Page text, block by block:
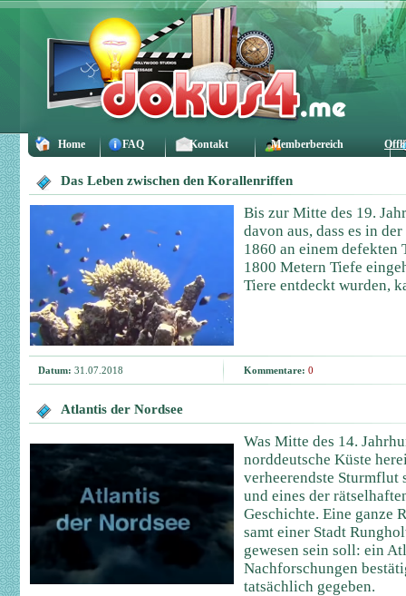
Home FAQ Kontakt Memberbereich
Das Leben zwischen den Korallenriffen
Bis zur Mitte des 19.
davon aus, dass es in
1860 an einem defekten
1800 Metern Tiefe
Tiere entdeckt wurden,
Datum: 31.07.2018 Kommentare: 0
Atlantis der Nordsee
Was Mitte des 14.
norddeutsche Küste
verheerendste Sturmflut
und eines der
Geschichte. Eine ganze
samt einer Stadt
gewesen sein soll: ein
Nachforschungen
tatsächlich gegeben.